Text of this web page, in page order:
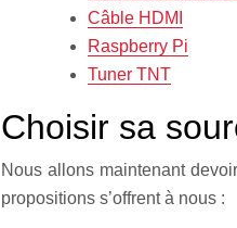
Câble HDMI
Raspberry Pi
Tuner TNT
Choisir sa
Nous allons maintenant
propositions s’offrent à nous :